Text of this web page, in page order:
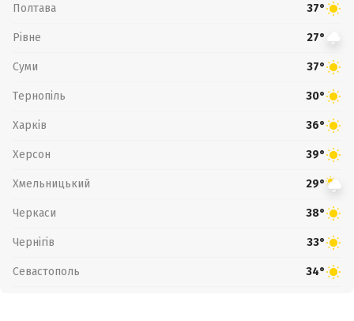
Полтава 37°
Рівне 27°
Суми 37°
Тернопіль 30°
Харків 36°
Херсон 39°
Хмельницький 29°
Черкаси 38°
Чернігів 33°
Севастополь 34°